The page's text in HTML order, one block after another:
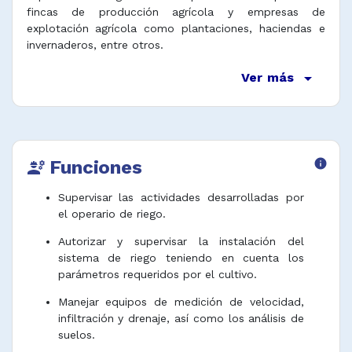
fincas de producción agrícola y empresas de
explotación agrícola como plantaciones, haciendas e
invernaderos, entre otros.
Ver más arrow_drop_down
engineering Funciones info
Supervisar las actividades desarrolladas por
el operario de riego.
Autorizar y supervisar la instalación del
sistema de riego teniendo en cuenta los
parámetros requeridos por el cultivo.
Manejar equipos de medición de velocidad,
infiltración y drenaje, así como los análisis de
suelos.